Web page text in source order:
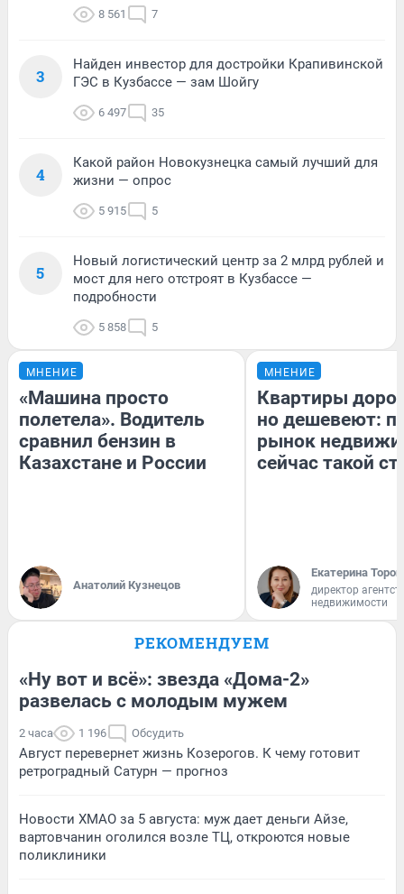
8 561 7
3
Найден инвестор для достройки Крапивинской
ГЭС в Кузбассе — зам Шойгу
6 497 35
4
Какой район Новокузнецка самый лучший для
жизни — опрос
5 915 5
5
Новый логистический центр за 2 млрд рублей и
мост для него отстроят в Кузбассе —
подробности
5 858 5
МНЕНИЕ
«Машина просто
полетела». Водитель
сравнил бензин в
Казахстане и России
Анатолий Кузнецов
МНЕНИЕ
Квартиры
но дешевеют:
рынок
сейчас такой
Екатерина
директор
недвижимости
РЕКОМЕНДУЕМ
«Ну вот и всё»: звезда «Дома-2»
развелась с молодым мужем
2 часа 1 196 Обсудить
Август перевернет жизнь Козерогов. К чему готовит
ретроградный Сатурн — прогноз
Новости ХМАО за 5 августа: муж дает деньги Айзе,
вартовчанин оголился возле ТЦ, откроются новые
поликлиники